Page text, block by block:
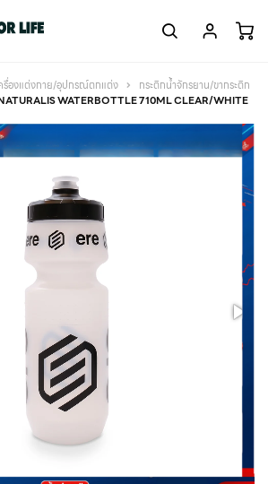
รื่องแต่งกาย/อุปกรณ์ตกแต่ง
กระติกน้ำจักรยาน/ขากระติก
WATERBOTTLE 710ML CLEAR/WHITE